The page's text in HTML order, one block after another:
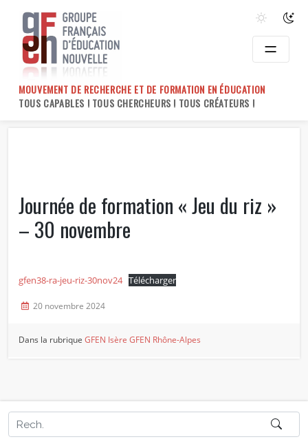
content
MOUVEMENT DE RECHERCHE ET DE FORMATION EN ÉDUCATION
TOUS CAPABLES ! TOUS CHERCHEURS ! TOUS CRÉATEURS !
Journée de formation « Jeu du riz »
– 30 novembre
gfen38-ra-jeu-riz-30nov24 Télécharger
20 novembre 2024
Dans la rubriqueGFEN Isère GFEN Rhône-Alpes